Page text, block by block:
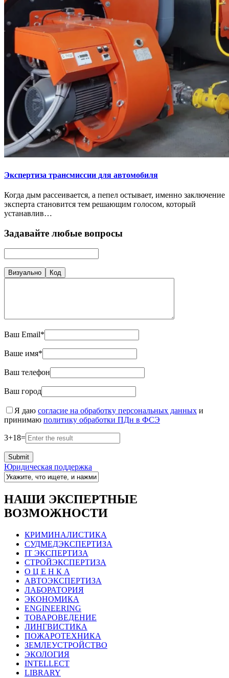
Экспертиза трансмиссии для автомобиля
Когда дым рассеивается, а пепел остывает, именно заключение
эксперта становится тем решающим голосом, который
устанавлив…
Задавайте любые вопросы
Визуально Код
Ваш Email*
Ваше имя*
Ваш телефон
Ваш город
Я даю согласие на обработку персональных данных и
принимаю политику обработки ПДн в ФСЭ
3+18=
Юридическая поддержка
НАШИ ЭКСПЕРТНЫЕ
ВОЗМОЖНОСТИ
КРИМИНАЛИСТИКА
СУДМЕДЭКСПЕРТИЗА
IT ЭКСПЕРТИЗА
СТРОЙЭКСПЕРТИЗА
О Ц Е Н К А
АВТОЭКСПЕРТИЗА
ЛАБОРАТОРИЯ
ЭКОНОМИКА
ENGINEERING
ТОВАРОВЕДЕНИЕ
ЛИНГВИСТИКА
ПОЖАРОТЕХНИКА
ЗЕМЛЕУСТРОЙСТВО
ЭКОЛОГИЯ
INTELLECT
LIBRARY